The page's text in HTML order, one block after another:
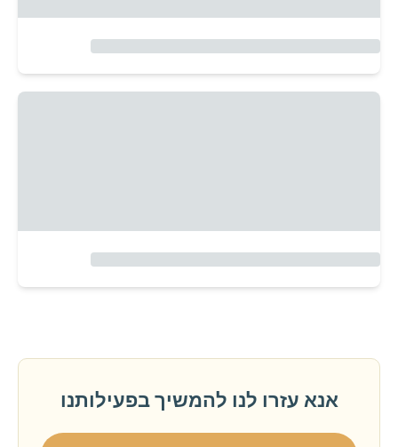
אנא עזרו לנו להמשיך בפעילותנו